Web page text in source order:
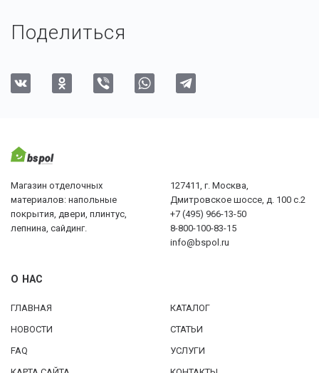
Поделиться
Магазин отделочных
материалов: напольные
покрытия, двери, плинтус,
лепнина, сайдинг.
127411, г. Москва,
Дмитровское шоссе, д. 100 с.2
+7 (495) 966-13-50
8-800-100-83-15
info@bspol.ru
О НАС
ГЛАВНАЯ
КАТАЛОГ
НОВОСТИ
СТАТЬИ
FAQ
УСЛУГИ